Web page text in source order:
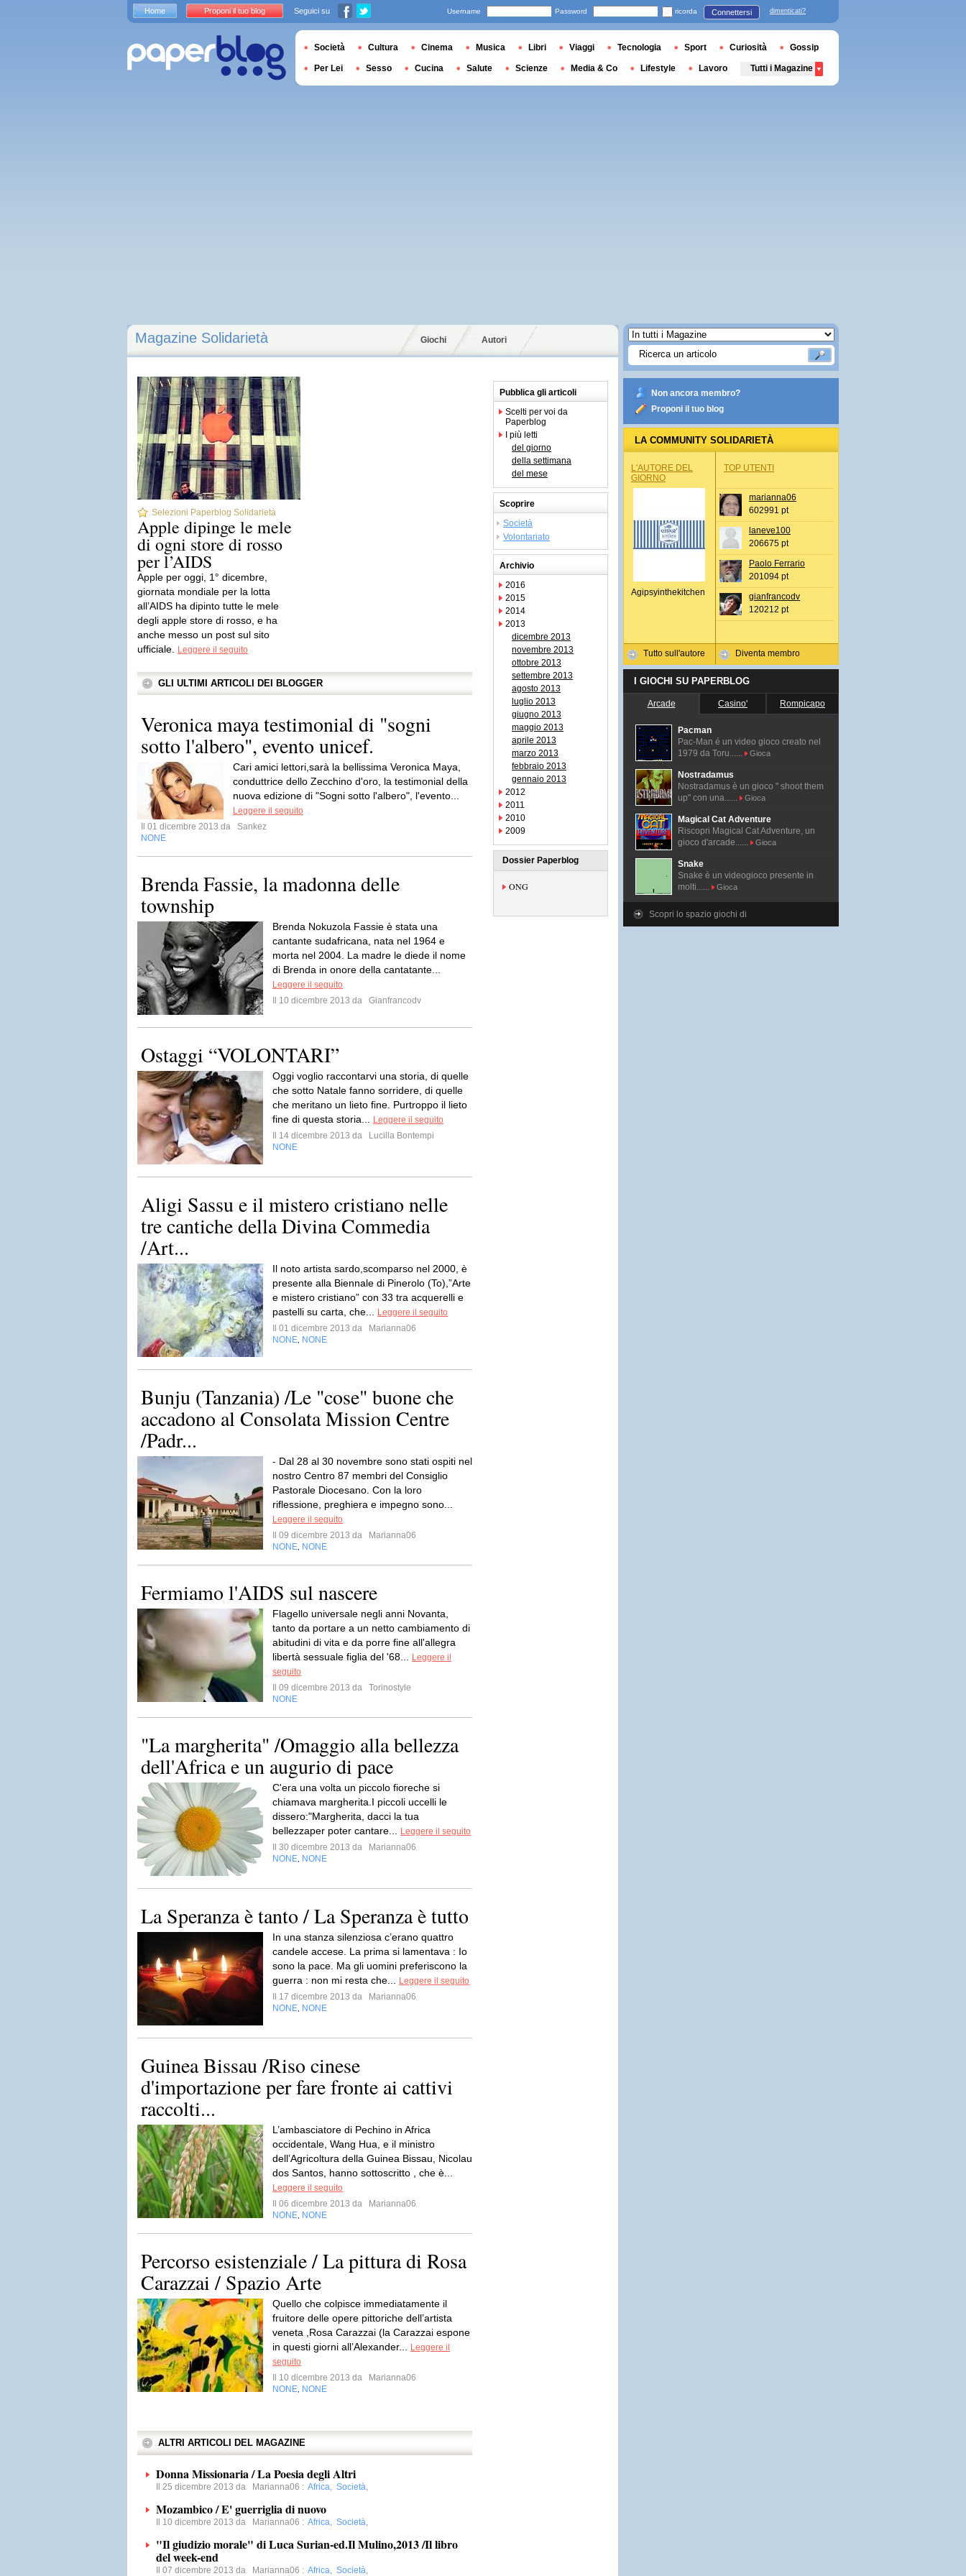
Magazine Solidarietà Giochi Autori
Selezioni Paperblog Solidarietà
Apple dipinge le mele
di ogni store di rosso
per l’AIDS
Apple per oggi, 1° dicembre,
giornata mondiale per la lotta
all’AIDS ha dipinto tutte le mele
degli apple store di rosso, e ha
anche messo un post sul sito
ufficiale.
Leggere il seguito
GLI ULTIMI ARTICOLI DEI BLOGGER
Veronica maya testimonial di "sogni
sotto l'albero", evento unicef.
Cari amici lettori,sarà la bellissima Veronica Maya,
conduttrice dello Zecchino d'oro, la testimonial della
nuova edizione di "Sogni sotto l'albero", l'evento...
Leggere il seguito
Il 01 dicembre 2013 da
Sankez
NONE
Brenda Fassie, la madonna delle
township
Brenda Nokuzola Fassie è stata una
cantante sudafricana, nata nel 1964 e
morta nel 2004. La madre le diede il nome
di Brenda in onore della cantatante...
Leggere il seguito
Il 10 dicembre 2013 da
Gianfrancodv
Ostaggi “VOLONTARI”
Oggi voglio raccontarvi una storia, di quelle
che sotto Natale fanno sorridere, di quelle
che meritano un lieto fine. Purtroppo il lieto
fine di questa storia...
Leggere il seguito
Il 14 dicembre 2013 da
Lucilla Bontempi
NONE
Aligi Sassu e il mistero cristiano nelle
tre cantiche della Divina Commedia
/Art...
Il noto artista sardo,scomparso nel 2000, è
presente alla Biennale di Pinerolo (To),”Arte
e mistero cristiano” con 33 tra acquerelli e
pastelli su carta, che...
Leggere il seguito
Il 01 dicembre 2013 da
Marianna06
NONE NONE
Bunju (Tanzania) /Le "cose" buone che
accadono al Consolata Mission Centre
/Padr...
- Dal 28 al 30 novembre sono stati ospiti nel
nostro Centro 87 membri del Consiglio
Pastorale Diocesano. Con la loro
riflessione, preghiera e impegno sono...
Leggere il seguito
Il 09 dicembre 2013 da
Marianna06
NONE NONE
Fermiamo l'AIDS sul nascere
Flagello universale negli anni Novanta,
tanto da portare a un netto cambiamento di
abitudini di vita e da porre fine all'allegra
libertà sessuale figlia del '68...
Leggere il
seguito
Il 09 dicembre 2013 da
Torinostyle
NONE
"La margherita" /Omaggio alla bellezza
dell'Africa e un augurio di pace
C'era una volta un piccolo fioreche si
chiamava margherita.I piccoli uccelli le
dissero:"Margherita, dacci la tua
bellezzaper poter cantare...
Leggere il seguito
Il 30 dicembre 2013 da
Marianna06
NONE NONE
La Speranza è tanto / La Speranza è tutto
In una stanza silenziosa c’erano quattro
candele accese. La prima si lamentava : Io
sono la pace. Ma gli uomini preferiscono la
guerra : non mi resta che...
Leggere il seguito
Il 17 dicembre 2013 da
Marianna06
NONE NONE
Guinea Bissau /Riso cinese
d'importazione per fare fronte ai cattivi
raccolti...
L’ambasciatore di Pechino in Africa
occidentale, Wang Hua, e il ministro
dell’Agricoltura della Guinea Bissau, Nicolau
dos Santos, hanno sottoscritto , che è...
Leggere il seguito
Il 06 dicembre 2013 da
Marianna06
NONE NONE
Percorso esistenziale / La pittura di Rosa
Carazzai / Spazio Arte
Quello che colpisce immediatamente il
fruitore delle opere pittoriche dell’artista
veneta ,Rosa Carazzai (la Carazzai espone
in questi giorni all’Alexander...
Leggere il
seguito
Il 10 dicembre 2013 da
Marianna06
NONE NONE
ALTRI ARTICOLI DEL MAGAZINE
Donna Missionaria / La Poesia degli Altri
Il 25 dicembre 2013 da Marianna06 : Africa, Società,
Mozambico / E' guerriglia di nuovo
Il 10 dicembre 2013 da Marianna06 : Africa, Società,
"Il giudizio morale" di Luca Surian-ed.Il Mulino,2013 /Il libro
del week-end
Il 07 dicembre 2013 da Marianna06 : Africa, Società,
Pubblica gli articoli
Scelti per voi da
Paperblog
I più letti
del giorno
della settimana
del mese
Scoprire
Società
Volontariato
Archivio
2016
2015
2014
2013
dicembre 2013
novembre 2013
ottobre 2013
settembre 2013
agosto 2013
luglio 2013
giugno 2013
maggio 2013
aprile 2013
marzo 2013
febbraio 2013
gennaio 2013
2012
2011
2010
2009
Dossier Paperblog
ONG
Non ancora membro?
Proponi il tuo blog
LA COMMUNITY SOLIDARIETÀ
L'AUTORE DEL
GIORNO
Agipsyinthekitchen
Tutto sull'autore
TOP UTENTI
marianna06
602991 pt
laneve100
206675 pt
Paolo Ferrario
201094 pt
gianfrancodv
120212 pt
Diventa membro
I GIOCHI SU PAPERBLOG
Arcade Casino' Rompicapo
Pacman
Pac-Man é un video gioco creato nel
1979 da Toru......
Gioca
Nostradamus
Nostradamus è un gioco " shoot them
up" con una......
Gioca
Magical Cat Adventure
Riscopri Magical Cat Adventure, un
gioco d'arcade......
Gioca
Snake
Snake è un videogioco presente in
molti......
Gioca
Scopri lo spazio giochi di
Home Proponi il tuo blog Seguici su Username Password ricorda Connettersi dimenticati?
Società Cultura Cinema Musica Libri Viaggi Tecnologia Sport Curiosità Gossip
Per Lei Sesso Cucina Salute Scienze Media & Co Lifestyle Lavoro Tutti i Magazine